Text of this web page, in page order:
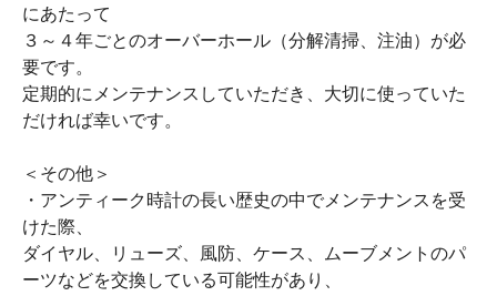
にあたって
３～４年ごとのオーバーホール（分解清掃、注油）が必
要です。
定期的にメンテナンスしていただき、大切に使っていた
だければ幸いです。
＜その他＞
・アンティーク時計の長い歴史の中でメンテナンスを受
けた際、
ダイヤル、リューズ、風防、ケース、ムーブメントのパ
ーツなどを交換している可能性があり、